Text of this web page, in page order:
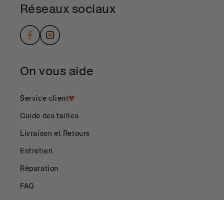
Réseaux sociaux
FacebookInstagram
On vous aide
Service client
Guide des tailles
Livraison et Retours
Entretien
Réparation
FAQ